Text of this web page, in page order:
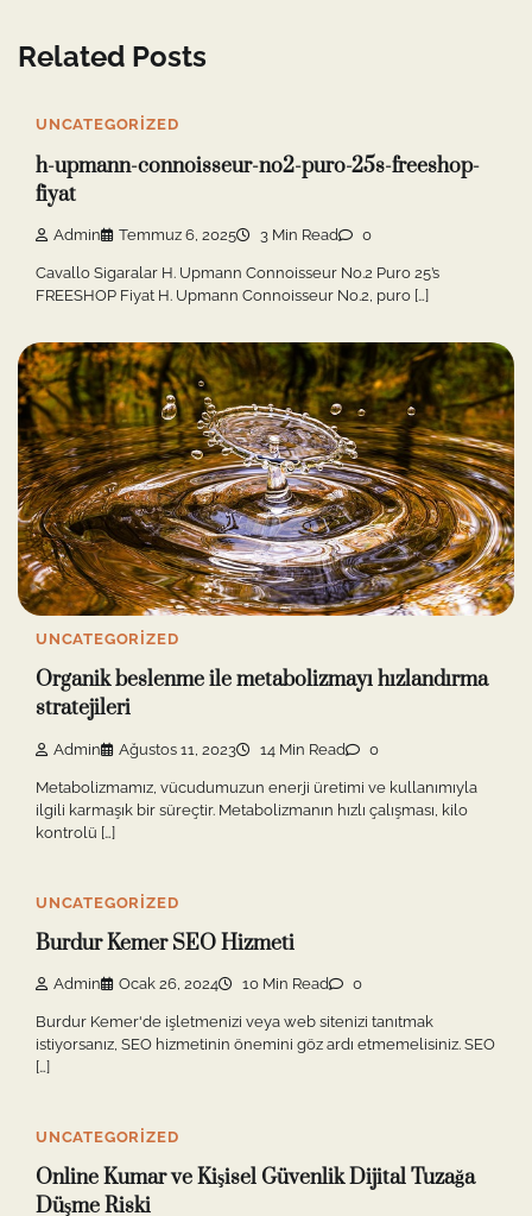
Related Posts
UNCATEGORIZED
h-upmann-connoisseur-no2-puro-25s-freeshop-
fiyat
Admin Temmuz 6, 2025 3 Min Read 0
Cavallo Sigaralar H. Upmann Connoisseur No.2 Puro 25’s
FREESHOP Fiyat H. Upmann Connoisseur No.2, puro […]
UNCATEGORIZED
Organik beslenme ile metabolizmayı hızlandırma
stratejileri
Admin Ağustos 11, 2023 14 Min Read 0
Metabolizmamız, vücudumuzun enerji üretimi ve kullanımıyla
ilgili karmaşık bir süreçtir. Metabolizmanın hızlı çalışması, kilo
kontrolü […]
UNCATEGORIZED
Burdur Kemer SEO Hizmeti
Admin Ocak 26, 2024 10 Min Read 0
Burdur Kemer'de işletmenizi veya web sitenizi tanıtmak
istiyorsanız, SEO hizmetinin önemini göz ardı etmemelisiniz. SEO
[…]
UNCATEGORIZED
Online Kumar ve Kişisel Güvenlik Dijital Tuzağa
Düşme Riski